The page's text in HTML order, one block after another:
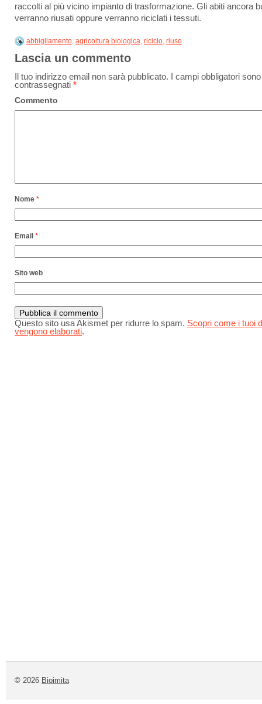
raccolti al più vicino impianto di trasformazione. Gli abiti ancora
verranno riusati oppure verranno riciclati i tessuti.
abbigliamento, agricoltura biologica, riciclo, riuso
Lascia un commento
Il tuo indirizzo email non sarà pubblicato. I campi obbligatori sono
contrassegnati *
Commento
Nome *
Email *
Sito web
Questo sito usa Akismet per ridurre lo spam. Scopri come i tuoi
vengono elaborati.
© 2026 Bioimita